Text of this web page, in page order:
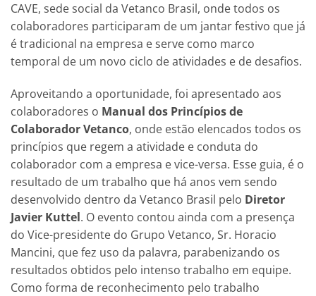
CAVE, sede social da Vetanco Brasil, onde todos os
colaboradores participaram de um jantar festivo que já
é tradicional na empresa e serve como marco
temporal de um novo ciclo de atividades e de desafios.
Aproveitando a oportunidade, foi apresentado aos
colaboradores o Manual dos Princípios de
Colaborador Vetanco, onde estão elencados todos os
princípios que regem a atividade e conduta do
colaborador com a empresa e vice-versa. Esse guia, é o
resultado de um trabalho que há anos vem sendo
desenvolvido dentro da Vetanco Brasil pelo Diretor
Javier Kuttel. O evento contou ainda com a presença
do Vice-presidente do Grupo Vetanco, Sr. Horacio
Mancini, que fez uso da palavra, parabenizando os
resultados obtidos pelo intenso trabalho em equipe.
Como forma de reconhecimento pelo trabalho